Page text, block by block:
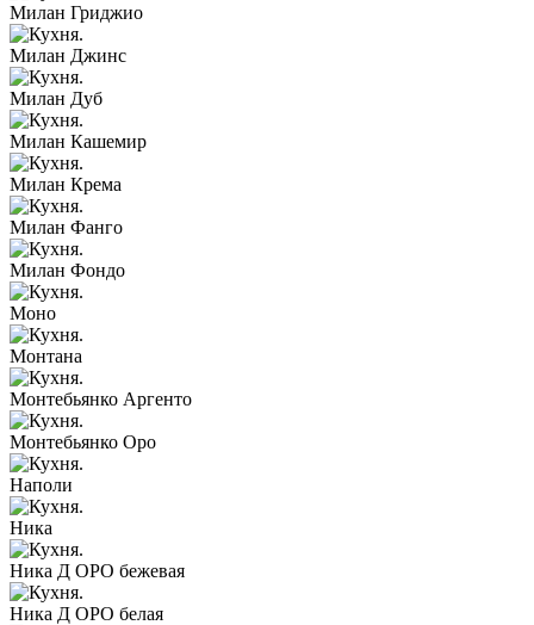
Милан Гриджио
Милан Джинс
Милан Дуб
Милан Кашемир
Милан Крема
Милан Фанго
Милан Фондо
Моно
Монтана
Монтебьянко Аргенто
Монтебьянко Оро
Наполи
Ника
Ника Д ОРО бежевая
Ника Д ОРО белая